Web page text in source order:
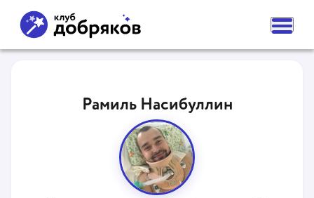
ЧАСТЫЕ ВОПРОСЫРамиль Насибуллин